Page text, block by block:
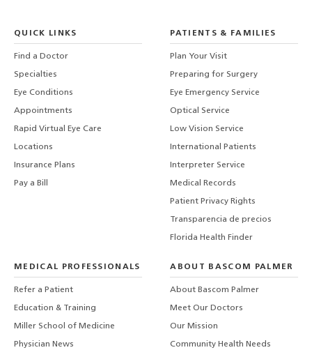
QUICK LINKS
Find a Doctor
Specialties
Eye Conditions
Appointments
Rapid Virtual Eye Care
Locations
Insurance Plans
Pay a Bill
PATIENTS & FAMILIES
Plan Your Visit
Preparing for Surgery
Eye Emergency Service
Optical Service
Low Vision Service
International Patients
Interpreter Service
Medical Records
Patient Privacy Rights
Transparencia de precios
Florida Health Finder
MEDICAL PROFESSIONALS
Refer a Patient
Education & Training
Miller School of Medicine
Physician News
ABOUT BASCOM PALMER
About Bascom Palmer
Meet Our Doctors
Our Mission
Community Health Needs